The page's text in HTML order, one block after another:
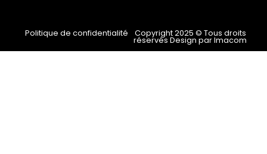
Politique de confidentialité Copyright 2025 © Tous droits
réservés Design par Imacom